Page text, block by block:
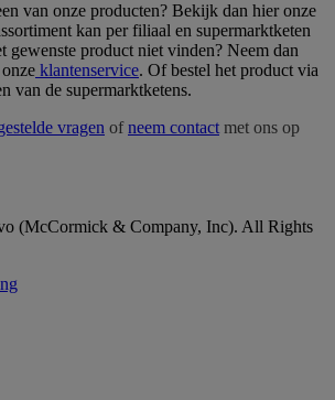
van onze producten? Bekijk dan hier onze
kan per filiaal en supermarktketen
gewenste product niet vinden? Neem dan
klantenservice. Of bestel het product via
van de supermarktketens.
vragen ofneem contactmet ons op
(McCormick & Company, Inc). All Rights